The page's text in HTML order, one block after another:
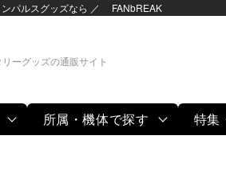
ンパルスグッズなら ／ FANbREAK
ーグッズの通販サイト
所属・機体で探す 特集